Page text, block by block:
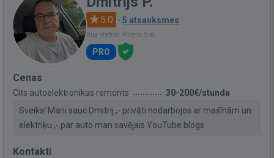
5.0 · 5 atsauksmes
Bija vietnē: Pirms 5 st.
PRO
Cenas
Cits autoelektronikas remonts
30-200€/stunda
Sveiks! Mani sauc Dmitrij ,- privāti nodarbojos ar mašīnām un
elektriķu ,- par auto man savējais YouTube blogs
Kontakti